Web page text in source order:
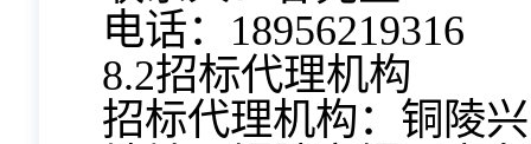
电话：18956219316
8.2招标代理机构
招标代理机构：铜陵